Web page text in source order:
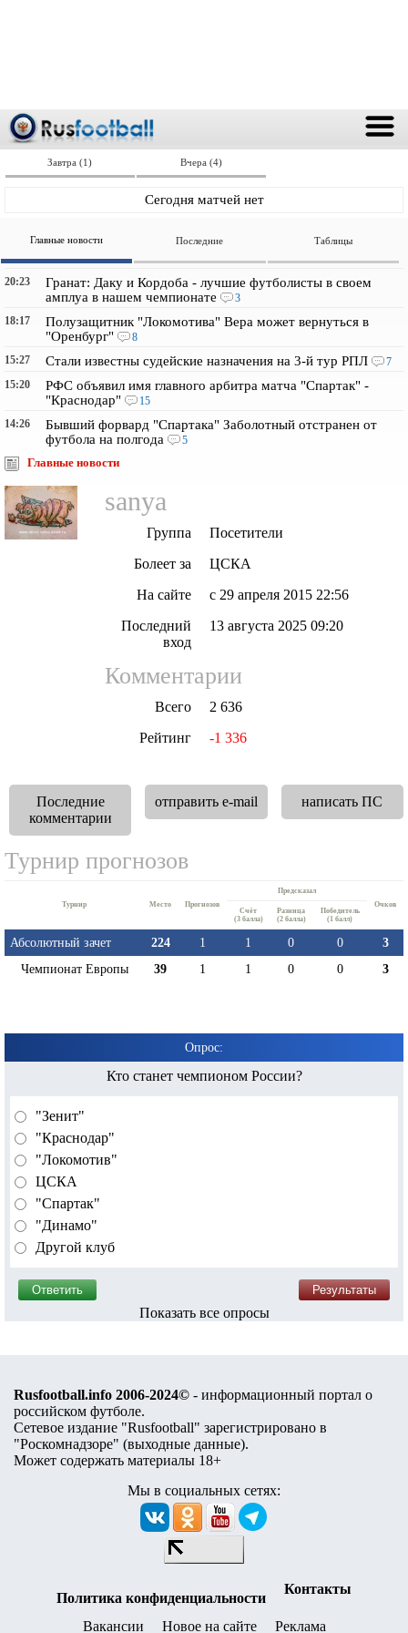
Завтра (1) Вчера (4)
Сегодня матчей нет
Главные новости Последние Таблицы
20:23
Гранат: Даку и Кордоба - лучшие футболисты в своем
амплуа в нашем чемпионате
3
18:17
Полузащитник "Локомотива" Вера может вернуться в
"Оренбург"
8
15:27
Стали известны судейские назначения на 3-й тур РПЛ
7
15:20
РФС объявил имя главного арбитра матча "Спартак" -
"Краснодар"
15
14:26
Бывший форвард "Спартака" Заболотный отстранен от
футбола на полгода
5
Главные новости
sanya
Группа
Посетители
Болеет за
ЦСКА
На сайте
с 29 апреля 2015 22:56
Последний
вход
13 августа 2025 09:20
Комментарии
Всего
2 636
Рейтинг
-1 336
Последние
комментарии
отправить e-mail написать ПС
Турнир прогнозов
Турнир Место Прогнозов
Предсказал
Очков
Cчёт
(3 балла)
Разница
(2 балла)
Победитель
(1 балл)
Абсолютный зачет 224 1 1 0 0
3
Чемпионат Европы
39 1 1 0 0 3
Опрос:
Кто станет чемпионом России?
"Зенит"
"Краснодар"
"Локомотив"
ЦСКА
"Спартак"
"Динамо"
Другой клуб
Показать все опросы
Rusfootball.info 2006-2024© - информационный портал о
российском футболе.
Сетевое издание "Rusfootball" зарегистрировано в
"Роскомнадзоре" (выходные данные).
Может содержать материалы 18+
Мы в социальных сетях:
Политика конфиденциальности
Контакты
Вакансии Новое на сайте Реклама